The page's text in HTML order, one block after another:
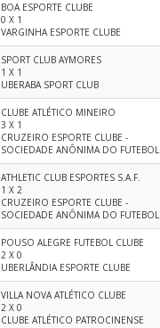
BOA ESPORTE CLUBE
0 X 1
VARGINHA ESPORTE CLUBE
SPORT CLUB AYMORES
1 X 1
UBERABA SPORT CLUB
CLUBE ATLÉTICO MINEIRO
3 X 1
CRUZEIRO ESPORTE CLUBE -
SOCIEDADE ANÔNIMA DO FUTEBOL
ATHLETIC CLUB ESPORTES S.A.F.
1 X 2
CRUZEIRO ESPORTE CLUBE -
SOCIEDADE ANÔNIMA DO FUTEBOL
POUSO ALEGRE FUTEBOL CLUBE
2 X 0
UBERLÂNDIA ESPORTE CLUBE
VILLA NOVA ATLÉTICO CLUBE
2 X 0
CLUBE ATLÉTICO PATROCINENSE